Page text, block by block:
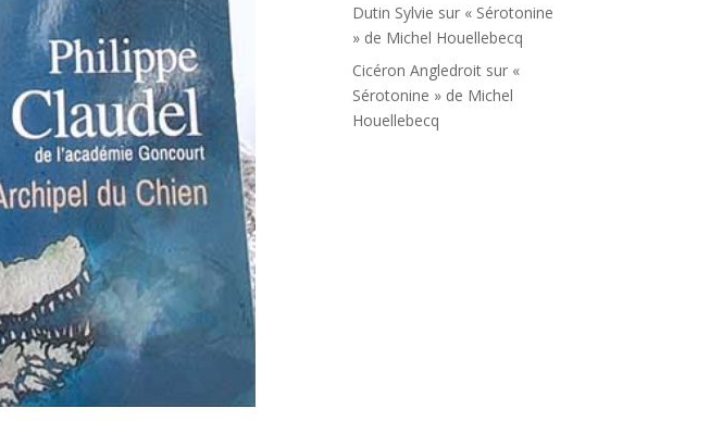
Dutin Sylvie sur « Sérotonine
» de Michel Houellebecq
Cicéron Angledroit sur «
Sérotonine » de Michel
Houellebecq